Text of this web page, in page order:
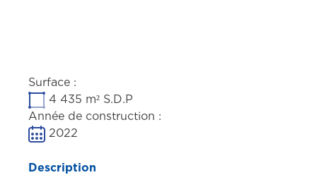
Surface :
4 435 m² S.D.P
Année de construction :
2022
Description